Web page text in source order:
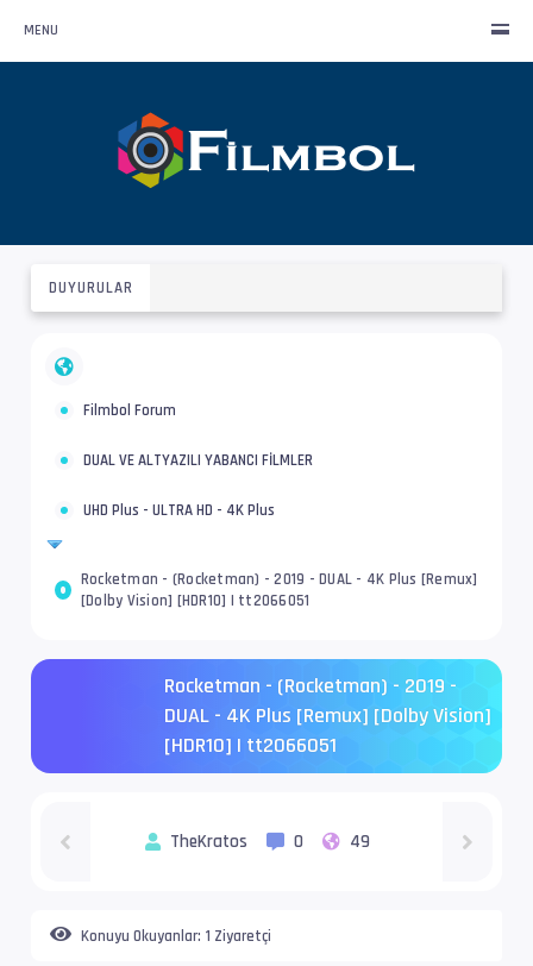
MENU
DUYURULAR
Filmbol Forum
DUAL VE ALTYAZILI YABANCI FİLMLER
UHD Plus - ULTRA HD - 4K Plus
Rocketman - (Rocketman) - 2019 - DUAL - 4K Plus [Remux]
[Dolby Vision] [HDR10] | tt2066051
Rocketman - (Rocketman) - 2019 -
DUAL - 4K Plus [Remux] [Dolby Vision]
[HDR10] | tt2066051
TheKratos 0 49
Konuyu Okuyanlar: 1 Ziyaretçi